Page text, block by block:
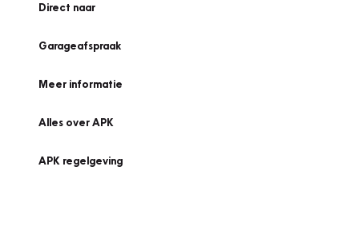
Direct naar
Garageafspraak
Meer informatie
Alles over APK
APK regelgeving